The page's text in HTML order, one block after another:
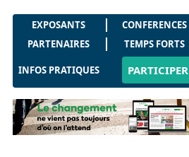
EXPOSANTS CONFERENCES
PARTENAIRES
TEMPS FORTS
INFOS PRATIQUES PARTICIPER